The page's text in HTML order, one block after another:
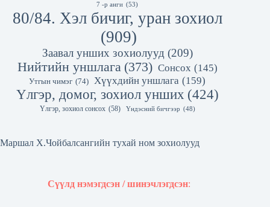
7 -р анги (53)
80/84. Хэл бичиг, уран зохиол
(909)
Заавал унших зохиолууд (209)
Нийтийн уншлага (373) Сонсох (145)
Утгын чимэг (74) Хүүхдийн уншлага (159)
Үлгэр, домог, зохиол унших (424)
Үлгэр, зохиол сонсох (58) Үндэсний бичгээр (48)
Маршал Х.Чойбалсангийн тухай ном зохиолууд
Сүүлд нэмэгдсэн / шинэчлэгдсэн: